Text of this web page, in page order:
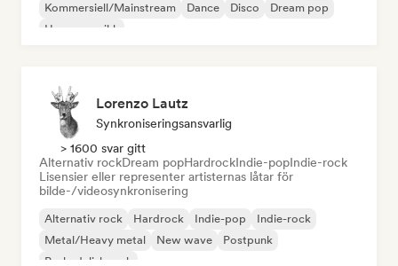
Kommersiell/Mainstream
Dance Disco
Dream pop
House-musikk
Lorenzo Lautz
Synkroniseringsansvarlig
> 1600 svar gitt
Alternativ rockDream popHardrockIndie-popIndie-rock
Lisensier eller representer artisternas låtar för
bilde-/videosynkronisering
Alternativ rock Hardrock Indie-pop
Indie-rock
Metal/Heavy metal
New wave
Postpunk
Psykedelisk rock